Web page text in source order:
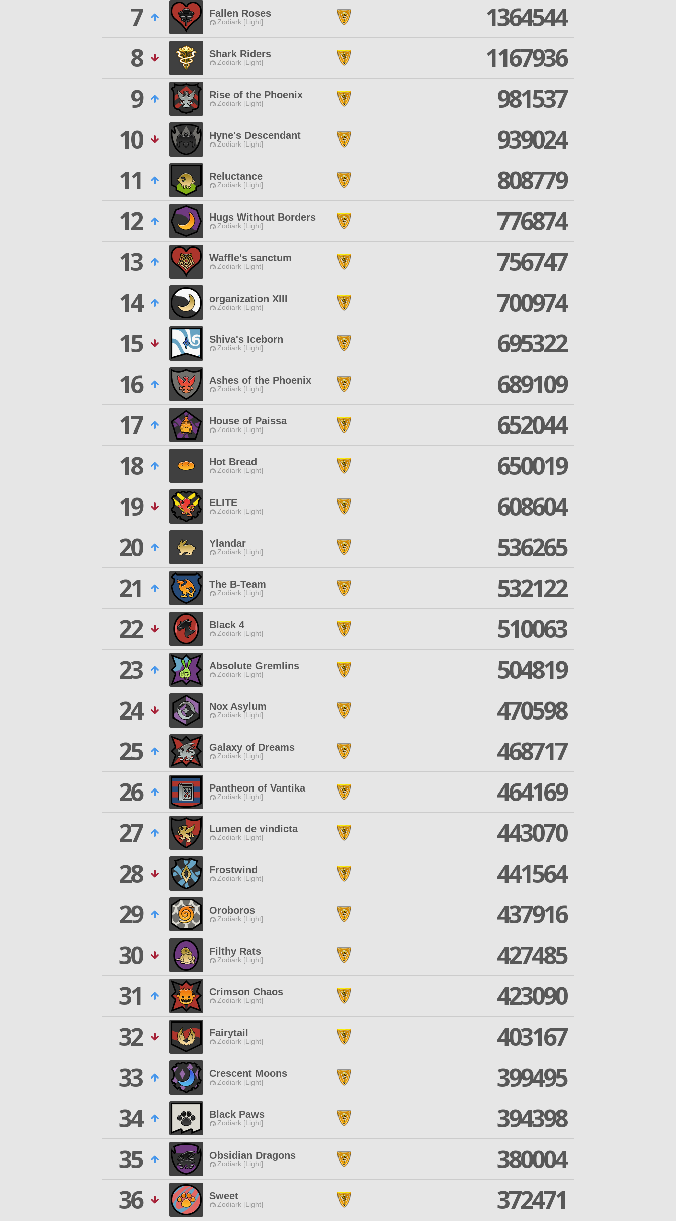
7
Fallen Roses
Zodiark [Light]
1364544
8
Shark Riders
Zodiark [Light]
1167936
9
Rise of the Phoenix
Zodiark [Light]
981537
10
Hyne's Descendant
Zodiark [Light]
939024
11
Reluctance
Zodiark [Light]
808779
12
Hugs Without Borders
Zodiark [Light]
776874
13
Waffle's sanctum
Zodiark [Light]
756747
14
organization XIII
Zodiark [Light]
700974
15
Shiva's Iceborn
Zodiark [Light]
695322
16
Ashes of the Phoenix
Zodiark [Light]
689109
17
House of Paissa
Zodiark [Light]
652044
18
Hot Bread
Zodiark [Light]
650019
19
ELITE
Zodiark [Light]
608604
20
Ylandar
Zodiark [Light]
536265
21
The B-Team
Zodiark [Light]
532122
22
Black 4
Zodiark [Light]
510063
23
Absolute Gremlins
Zodiark [Light]
504819
24
Nox Asylum
Zodiark [Light]
470598
25
Galaxy of Dreams
Zodiark [Light]
468717
26
Pantheon of Vantika
Zodiark [Light]
464169
27
Lumen de vindicta
Zodiark [Light]
443070
28
Frostwind
Zodiark [Light]
441564
29
Oroboros
Zodiark [Light]
437916
30
Filthy Rats
Zodiark [Light]
427485
31
Crimson Chaos
Zodiark [Light]
423090
32
Fairytail
Zodiark [Light]
403167
33
Crescent Moons
Zodiark [Light]
399495
34
Black Paws
Zodiark [Light]
394398
35
Obsidian Dragons
Zodiark [Light]
380004
36
Sweet
Zodiark [Light] 372471